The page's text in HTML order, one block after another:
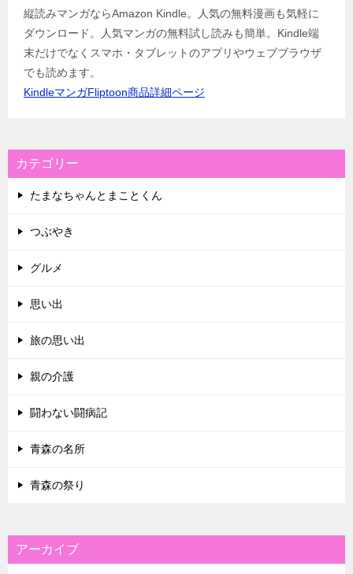
縦読みマンガならAmazon Kindle。人気の無料漫画も気軽に
ダウンロード。人気マンガの無料試し読みも簡単。Kindle端
末だけでなくスマホ・タブレットのアプリやウェブブラウザ
でも読めます。
KindleマンガFliptoon商品詳細ページ
カテゴリー
たまなちゃんとまことくん
つぶやき
グルメ
思い出
旅の思い出
親の介護
闘わない闘病記
青森の名所
青森の祭り
アーカイブ